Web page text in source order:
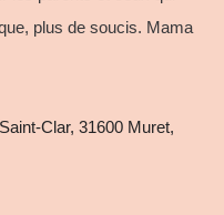
plus de soucis. Mama
Clar, 31600 Muret,